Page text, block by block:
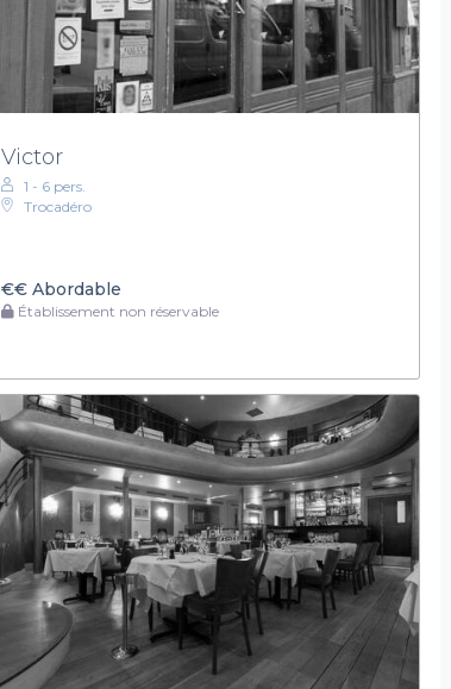
Victor
1 - 6 pers.
Trocadéro
€€Abordable
Établissement non réservable